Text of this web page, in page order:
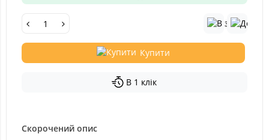
Купити
В 1 клік
Скорочений опис